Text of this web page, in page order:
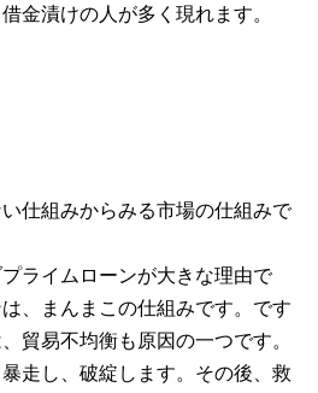
金漬けの人が多く現れます。
仕組みからみる市場の仕組みで
ライムローンが大きな理由で
、まんまこの仕組みです。です
貿易不均衡も原因の一つです。
走し、破綻します。その後、救